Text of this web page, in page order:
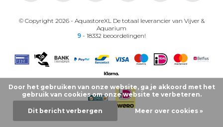
© Copyright 2026 - AquastoreXL De totaal leverancier van Vijver &
Aquarium
9 - 18332 beoordelingen!
Door het gebruiken van onze website, ga je akkoord met het
gebruik van cookies om onze website te verbeteren.
Dit bericht verbergen Meer over cookies »